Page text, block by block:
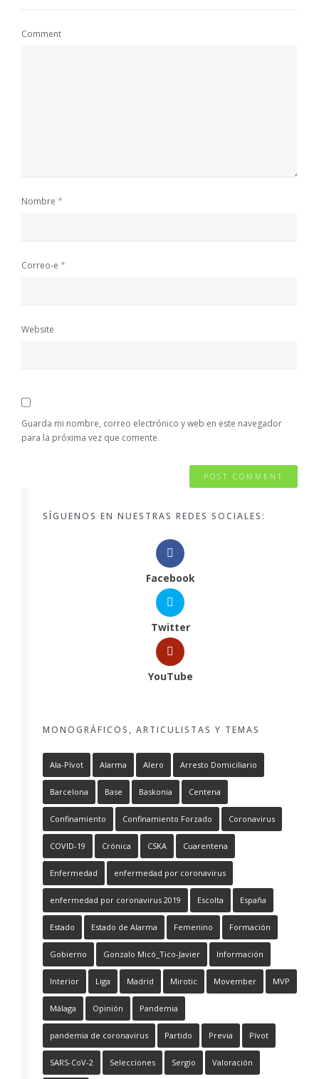
Comment
Nombre *
Correo-e *
Website
Guarda mi nombre, correo electrónico y web en este navegador
para la próxima vez que comente.
SÍGUENOS EN NUESTRAS REDES SOCIALES:
Facebook
Twitter
YouTube
MONOGRÁFICOS, ARTICULISTAS Y TEMAS
Ala-Pívot Alarma Alero Arresto Domiciliario
Barcelona Base Baskonia Centena
Confinamiento Confinamiento Forzado Coronavirus
COVID-19 Crónica CSKA Cuarentena
Enfermedad enfermedad por coronavirus
enfermedad por coronavirus 2019 Escolta España
Estado Estado de Alarma Femenino Formación
Gobierno Gonzalo Micó_Tico-Javier Información
Interior Liga Madrid Mirotic Movember MVP
Málaga Opinión Pandemia
pandemia de coronavirus Partido Previa Pívot
SARS-CoV-2 Selecciones Sergio Valoración